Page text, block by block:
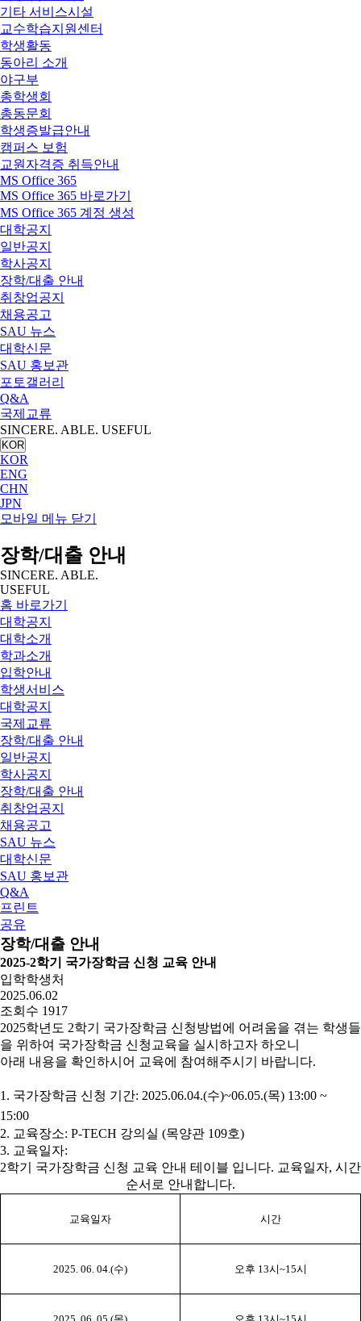
기타 서비스시설
교수학습지원센터
학생활동
동아리 소개
야구부
총학생회
총동문회
학생증발급안내
캠퍼스 보험
교원자격증 취득안내
MS Office 365
MS Office 365 바로가기
MS Office 365 계정 생성
대학공지
일반공지
학사공지
장학/대출 안내
취창업공지
채용공고
SAU 뉴스
대학신문
SAU 홍보관
포토갤러리
Q&A
국제교류
SINCERE. ABLE. USEFUL
KOR
KOR
ENG
CHN
JPN
모바일 메뉴 닫기
장학/대출 안내
SINCERE. ABLE.
USEFUL
홈 바로가기
대학공지
대학소개
학과소개
입학안내
학생서비스
대학공지
국제교류
장학/대출 안내
일반공지
학사공지
장학/대출 안내
취창업공지
채용공고
SAU 뉴스
대학신문
SAU 홍보관
Q&A
프린트
공유
장학/대출 안내
2025-2학기 국가장학금 신청 교육 안내
입학학생처
2025.06.02
조회수 1917
2025학년도 2학기 국가장학금 신청방법에 어려움을 겪는 학생들
을 위하여 국가장학금 신청교육을 실시하고자 하오니
아래 내용을 확인하시어 교육에 참여해주시기 바랍니다.
1. 국가장학금 신청 기간: 2025.06.04.(수)~06.05.(목) 13:00 ~
15:00
2. 교육장소: P-TECH 강의실 (목양관 109호)
3. 교육일자:
2학기 국가장학금 신청 교육 안내 테이블 입니다. 교육일자, 시간
순서로 안내합니다.
교육일자 시간
2025. 06. 04.(수) 오후 13시~15시